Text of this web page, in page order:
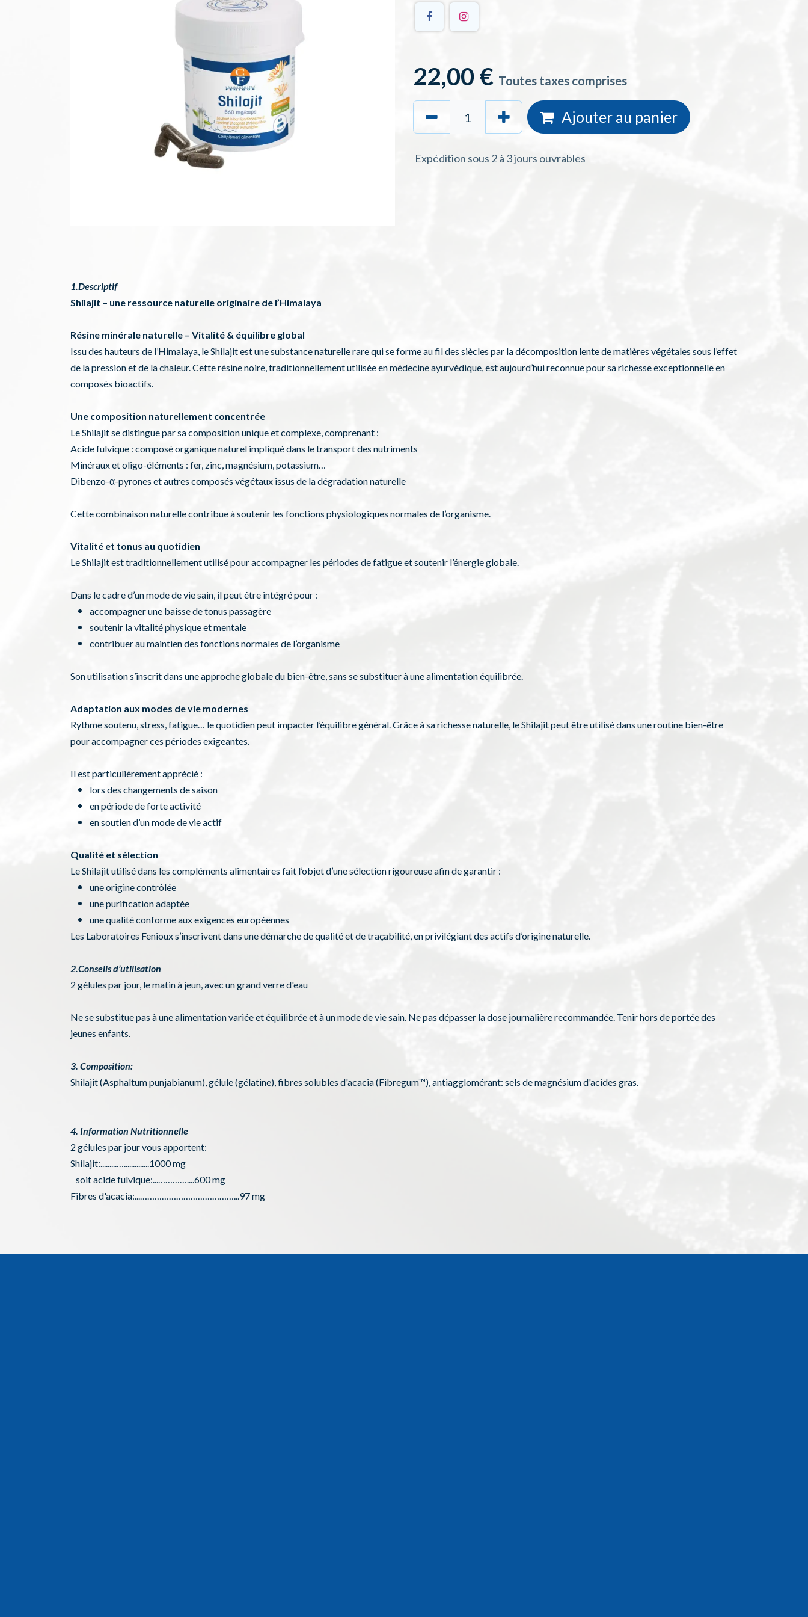
22,00€ Toutes taxes comprises
Ajouter au panier
Expédition sous 2 à 3 jours ouvrables
1.Descriptif
Shilajit – une ressource naturelle originaire de l’Himalaya
Résine minérale naturelle – Vitalité & équilibre global
Issu des hauteurs de l’Himalaya, le Shilajit est une substance naturelle rare qui se forme au fil des siècles par la décomposition lente de matières végétales sous l’effet
de la pression et de la chaleur. Cette résine noire, traditionnellement utilisée en médecine ayurvédique, est aujourd’hui reconnue pour sa richesse exceptionnelle en
composés bioactifs.
Une composition naturellement concentrée
Le Shilajit se distingue par sa composition unique et complexe, comprenant :
Acide fulvique : composé organique naturel impliqué dans le transport des nutriments
Minéraux et oligo-éléments : fer, zinc, magnésium, potassium…
Dibenzo-α-pyrones et autres composés végétaux issus de la dégradation naturelle
Cette combinaison naturelle contribue à soutenir les fonctions physiologiques normales de l’organisme.
Vitalité et tonus au quotidien
Le Shilajit est traditionnellement utilisé pour accompagner les périodes de fatigue et soutenir l’énergie globale.
Dans le cadre d’un mode de vie sain, il peut être intégré pour :
accompagner une baisse de tonus passagère
soutenir la vitalité physique et mentale
contribuer au maintien des fonctions normales de l’organisme
Son utilisation s’inscrit dans une approche globale du bien-être, sans se substituer à une alimentation équilibrée.
Adaptation aux modes de vie modernes
Rythme soutenu, stress, fatigue… le quotidien peut impacter l’équilibre général. Grâce à sa richesse naturelle, le Shilajit peut être utilisé dans une routine bien-être
pour accompagner ces périodes exigeantes.
Il est particulièrement apprécié :
lors des changements de saison
en période de forte activité
en soutien d’un mode de vie actif
Qualité et sélection
Le Shilajit utilisé dans les compléments alimentaires fait l’objet d’une sélection rigoureuse afin de garantir :
une origine contrôlée
une purification adaptée
une qualité conforme aux exigences européennes
Les Laboratoires Fenioux s’inscrivent dans une démarche de qualité et de traçabilité, en privilégiant des actifs d’origine naturelle.
2.Conseils d’utilisation
2 gélules par jour, le matin à jeun, avec un grand verre d'eau
Ne se substitue pas à une alimentation variée et équilibrée et à un mode de vie sain. Ne pas dépasser la dose journalière recommandée. Tenir hors de portée des
jeunes enfants.
3. Composition:
Shilajit (Asphaltum punjabianum), gélule (gélatine), fibres solubles d'acacia (Fibregum™), antiagglomérant: sels de magnésium d'acides gras.
4. Information Nutritionnelle
2 gélules par jour vous apportent:
Shilajit:.........…..............1000 mg
soit acide fulvique:...…………....600 mg
Fibres d'acacia:...…………………………………...97 mg